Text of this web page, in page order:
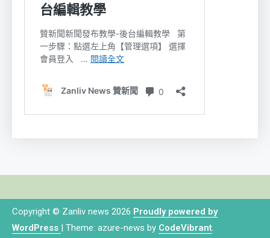
Copyright © Zanliv news 2026 Proudly powered by
WordPress | Theme: azure-news by CodeVibrant